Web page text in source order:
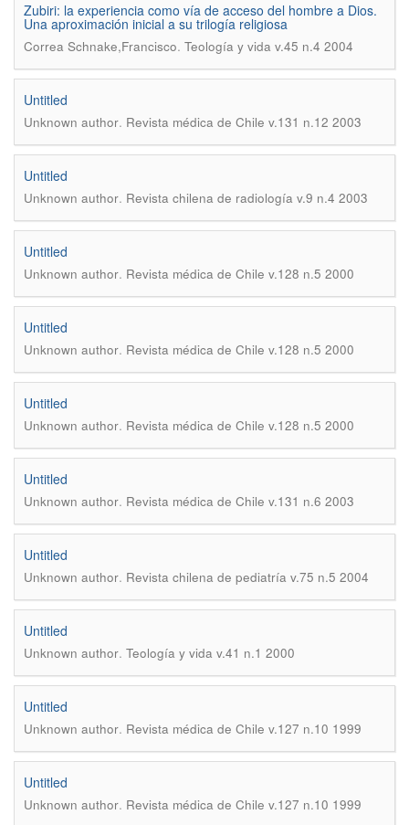
Zubiri: la experiencia como vía de acceso del hombre a Dios.
Una aproximación inicial a su trilogía religiosa
Correa Schnake,Francisco. Teología y vida v.45 n.4 2004
Untitled
Unknown author. Revista médica de Chile v.131 n.12 2003
Untitled
Unknown author. Revista chilena de radiología v.9 n.4 2003
Untitled
Unknown author. Revista médica de Chile v.128 n.5 2000
Untitled
Unknown author. Revista médica de Chile v.128 n.5 2000
Untitled
Unknown author. Revista médica de Chile v.128 n.5 2000
Untitled
Unknown author. Revista médica de Chile v.131 n.6 2003
Untitled
Unknown author. Revista chilena de pediatría v.75 n.5 2004
Untitled
Unknown author. Teología y vida v.41 n.1 2000
Untitled
Unknown author. Revista médica de Chile v.127 n.10 1999
Untitled
Unknown author. Revista médica de Chile v.127 n.10 1999